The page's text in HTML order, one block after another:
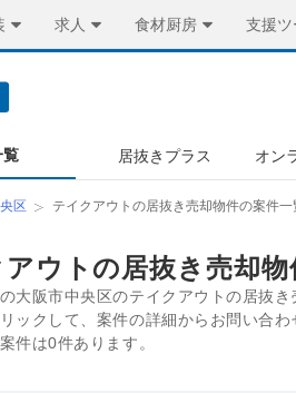
求人 食材厨房 支援ツ
覧 居抜きプラス オン
区 テイクアウトの居抜き売却物件の案件一
ウトの居抜き売却
大阪市中央区のテイクアウトの居抜き
ックして、案件の詳細からお問い合わ
件は0件あります。